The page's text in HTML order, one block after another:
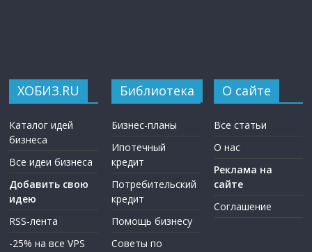
ХОБИЗ.RU
Каталог идей
бизнеса
Все идеи бизнеса
Добавить свою
идею
RSS-лента
-25% на все VPS
Библиотека
Бизнес-планы
Ипотечный
кредит
Потребительский
кредит
Помощь бизнесу
Советы по
О сайте
Все статьи
О нас
Реклама на
сайте
Соглашение